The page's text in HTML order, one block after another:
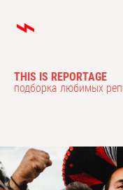
THIS IS REPORTAGE
подборка любимых